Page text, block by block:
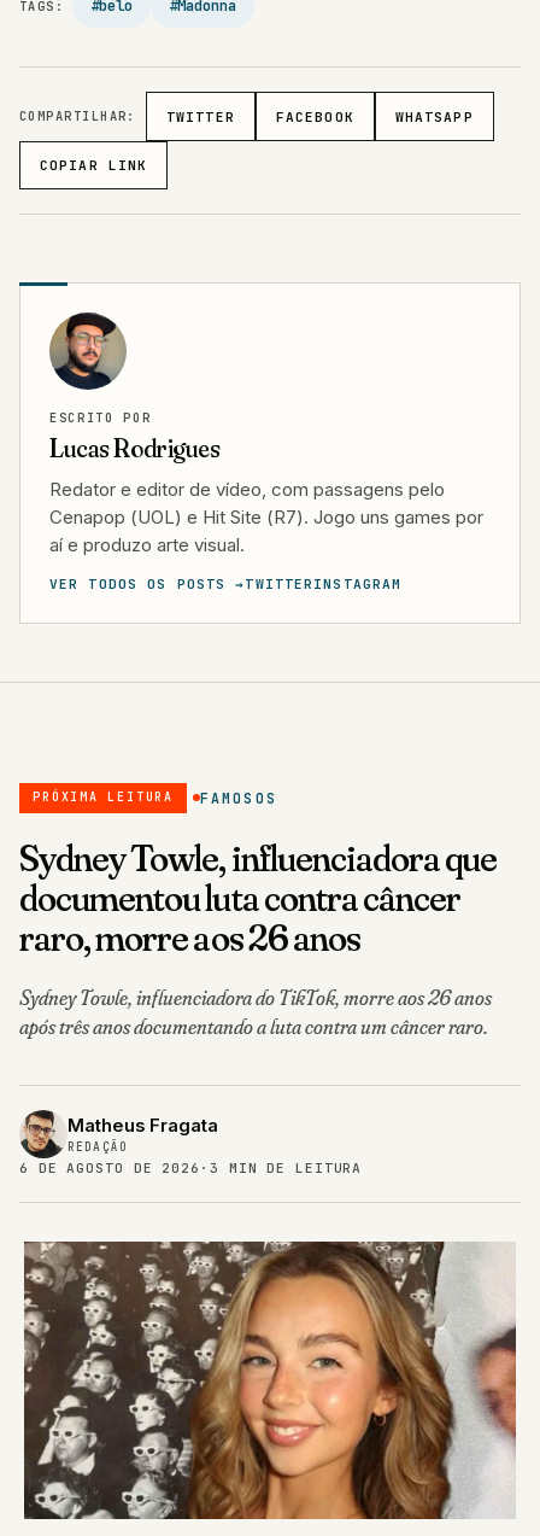
TAGS: #belo #Madonna
COMPARTILHAR: TWITTER FACEBOOK WHATSAPP
COPIAR LINK
ESCRITO POR
Lucas Rodrigues
Redator e editor de vídeo, com passagens pelo
Cenapop (UOL) e Hit Site (R7). Jogo uns games por
aí e produzo arte visual.
VER TODOS OS POSTS →TWITTER INSTAGRAM
PRÓXIMA LEITURA FAMOSOS
Sydney Towle, influenciadora que
documentou luta contra câncer
raro, morre aos 26 anos
Sydney Towle, influenciadora do TikTok, morre aos 26 anos
após três anos documentando a luta contra um câncer raro.
Matheus Fragata
REDAÇÃO
6 DE AGOSTO DE 2026 · 3 MIN DE LEITURA